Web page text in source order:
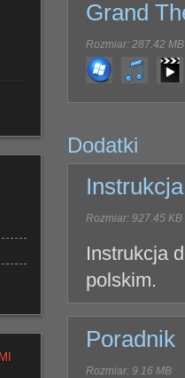
Grand
Rozmiar: 287.42 MB
Dodatki
Instrukcja
Rozmiar: 927.45 KB
Instrukcja
polskim.
Poradnik
Rozmiar: 9.16 MB